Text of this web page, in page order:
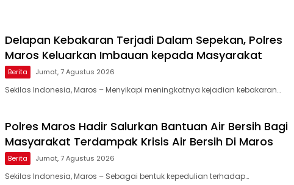
Delapan Kebakaran Terjadi Dalam Sepekan, Polres
Maros Keluarkan Imbauan kepada Masyarakat
Berita Jumat, 7 Agustus 2026
Sekilas Indonesia, Maros – Menyikapi meningkatnya kejadian kebakaran…
Polres Maros Hadir Salurkan Bantuan Air Bersih Bagi
Masyarakat Terdampak Krisis Air Bersih Di Maros
Berita Jumat, 7 Agustus 2026
Sekilas Indonesia, Maros – Sebagai bentuk kepedulian terhadap…